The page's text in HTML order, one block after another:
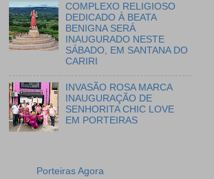
COMPLEXO RELIGIOSO
DEDICADO À BEATA
BENIGNA SERÁ
INAUGURADO NESTE
SÁBADO, EM SANTANA DO
CARIRI
INVASÃO ROSA MARCA
INAUGURAÇÃO DE
SENHORITA CHIC LOVE
EM PORTEIRAS
Porteiras Agora